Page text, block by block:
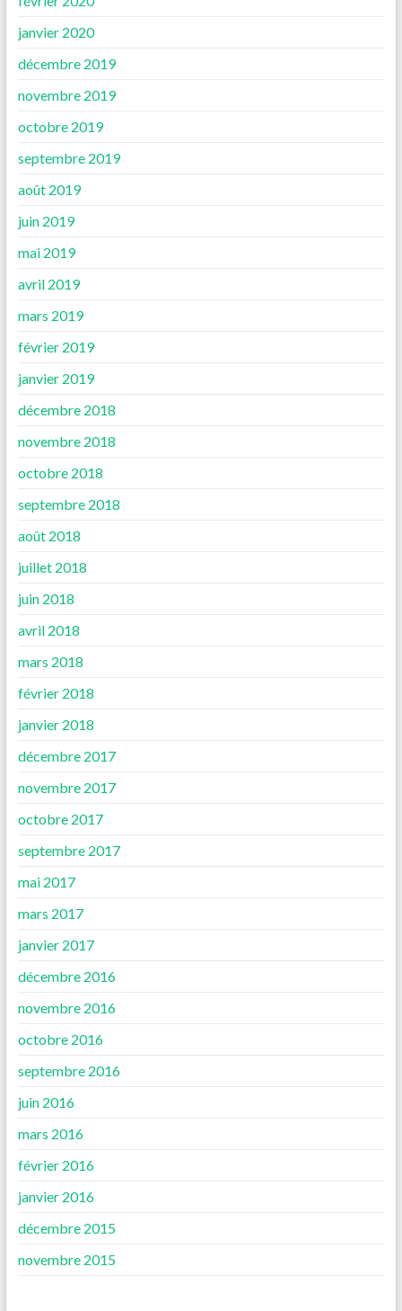
janvier 2020
décembre 2019
novembre 2019
octobre 2019
septembre 2019
août 2019
juin 2019
mai 2019
avril 2019
mars 2019
février 2019
janvier 2019
décembre 2018
novembre 2018
octobre 2018
septembre 2018
août 2018
juillet 2018
juin 2018
avril 2018
mars 2018
février 2018
janvier 2018
décembre 2017
novembre 2017
octobre 2017
septembre 2017
mai 2017
mars 2017
janvier 2017
décembre 2016
novembre 2016
octobre 2016
septembre 2016
juin 2016
mars 2016
février 2016
janvier 2016
décembre 2015
novembre 2015